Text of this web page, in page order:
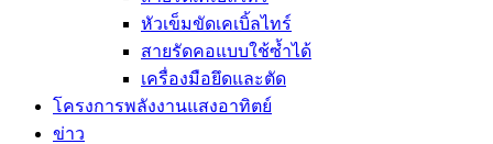
หัวเข็มขัดเคเบิ้ลไทร์
สายรัดคอแบบใช้ซ้ำได้
เครื่องมือยึดและตัด
โครงการพลังงานแสงอาทิตย์
ข่าว